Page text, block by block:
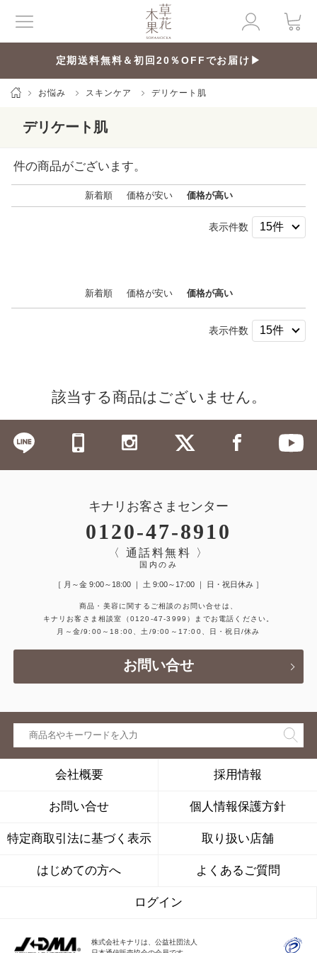
定期送料無料＆初回20％OFFでお届け▶
お悩み スキンケア デリケート肌
デリケート肌
件の商品がございます。
新着順 価格が安い 価格が高い
表示件数
新着順 価格が安い 価格が高い
表示件数
該当する商品はございません。
キナリお客さまセンター
0120-47-8910
〈 通話料無料 〉
国内のみ
［ 月～金 9:00～18:00 ｜ 土 9:00～17:00 ｜ 日・祝日休み ］
商品・美容に関するご相談のお問い合せは、
キナリお客さま相談室
（0120-47-3999）
までお電話ください。
月～金/9:00～18:00、土/9:00～17:00、日・祝日/休み
お問い合せ
会社概要 採用情報
お問い合せ 個人情報保護方針
特定商取引法に基づく表示 取り扱い店舗
はじめての方へ よくあるご質問
ログイン
株式会社キナリは、公益社団法人